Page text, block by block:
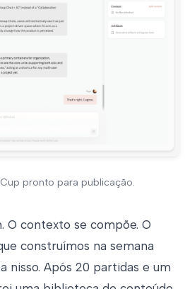
pronto para publicação.
O contexto se compõe. O
construímos na semana
nisso. Após 20 partidas e um